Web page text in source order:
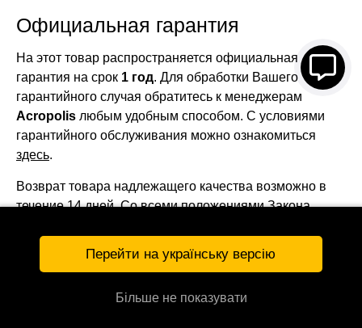
Официальная гарантия
На этот товар распространяется официальная
гарантия на срок 1 год. Для обработки Вашего
гарантийного случая обратитесь к менеджерам
Acropolis любым удобным способом. С условиями
гарантийного обслуживания можно ознакомиться
здесь.
Возврат товара надлежащего качества возможно в
течение 14 дней. Со всеми положениями Закона
Перейти на українську версію
Більше не показувати